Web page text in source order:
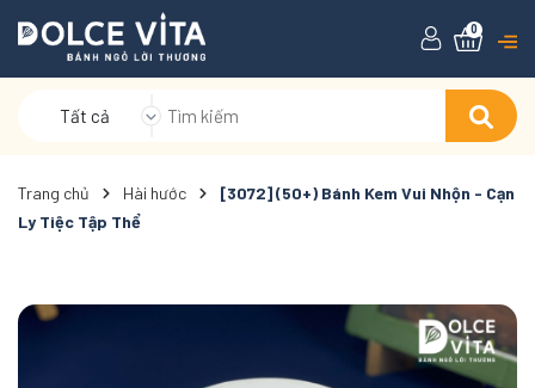
Tất cả
0
Trang chủ Hài hước
[3072] (50+) Bánh Kem Vui Nhộn - Cạn
Ly Tiệc Tập Thể